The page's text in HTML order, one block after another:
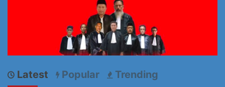
Latest Popular Trending